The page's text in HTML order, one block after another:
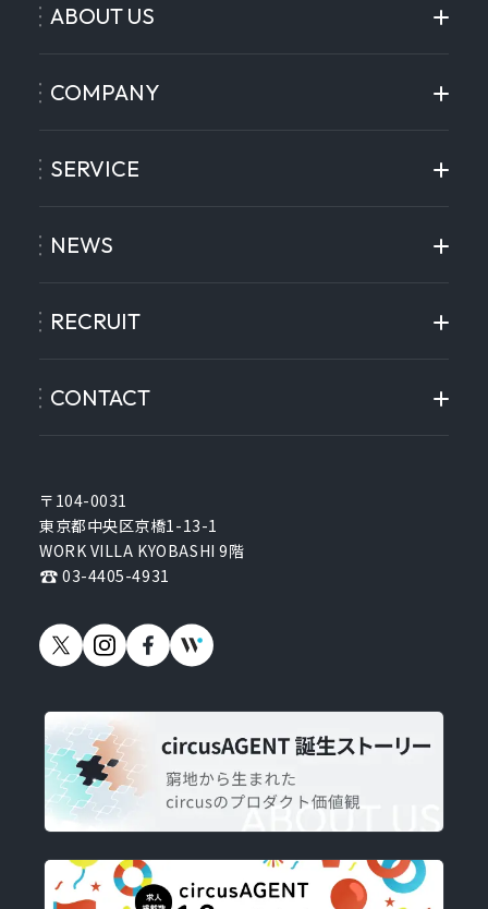
〒104-0031
東京都中央区京橋1-13-1
WORK VILLA KYOBASHI 9階
03-4405-4931
ABOUT US
COMPANY
SERVICE
NEWS
RECRUIT
CONTACT